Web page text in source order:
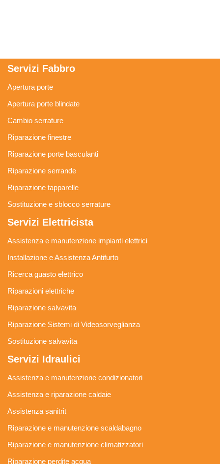
Servizi Fabbro
Apertura porte
Apertura porte blindate
Cambio serrature
Riparazione finestre
Riparazione porte basculanti
Riparazione serrande
Riparazione tapparelle
Sostituzione e sblocco serrature
Servizi Elettricista
Assistenza e manutenzione impianti elettrici
Installazione e Assistenza Antifurto
Ricerca guasto elettrico
Riparazioni elettriche
Riparazione salvavita
Riparazione Sistemi di Videosorveglianza
Sostituzione salvavita
Servizi Idraulici
Assistenza e manutenzione condizionatori
Assistenza e riparazione caldaie
Assistenza sanitrit
Riparazione e manutenzione scaldabagno
Riparazione e manutenzione climatizzatori
Riparazione perdite acqua